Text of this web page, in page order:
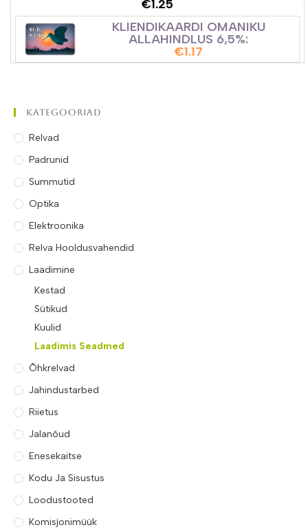
€1.25
KLIENDIKAARDI OMANIKU
ALLAHINDLUS 6,5%:
€1.17
Kategooriad
Relvad
Padrunid
Summutid
Optika
Elektroonika
Relva Hooldusvahendid
Laadimine
Kestad
Sütikud
Kuulid
Laadimis Seadmed
Õhkrelvad
Jahindustarbed
Riietus
Jalanõud
Enesekaitse
Kodu Ja Sisustus
Loodustooted
Komisjonimüük